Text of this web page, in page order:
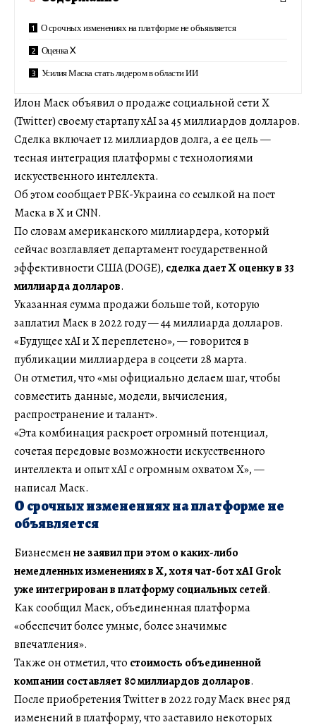
О срочных изменениях на платформе не объявляется
Оценка X
Усилия Маска стать лидером в области ИИ
Илон Маск объявил о продаже социальной сети X
(Twitter) своему стартапу xAI за 45 миллиардов долларов.
Сделка включает 12 миллиардов долга, а ее цель —
тесная интеграция платформы с технологиями
искусственного интеллекта.
Об этом сообщает РБК-Украина со ссылкой на пост
Маска в X и CNN.
По словам американского миллиардера, который
сейчас возглавляет департамент государственной
эффективности США (DOGE), сделка дает X оценку в 33
миллиарда долларов.
Указанная сумма продажи больше той, которую
заплатил Маск в 2022 году — 44 миллиарда долларов.
«Будущее xAI и X переплетено», — говорится в
публикации миллиардера в соцсети 28 марта.
Он отметил, что «мы официально делаем шаг, чтобы
совместить данные, модели, вычисления,
распространение и талант».
«Эта комбинация раскроет огромный потенциал,
сочетая передовые возможности искусственного
интеллекта и опыт xAI с огромным охватом X», —
написал Маск.
О срочных изменениях на платформе не
объявляется
Бизнесменне заявил при этом о каких-либо
немедленных изменениях в X, хотя чат-бот xAI Grok
уже интегрирован в платформу социальных сетей.
Как сообщил Маск, объединенная платформа
«обеспечит более умные, более значимые
впечатления».
Также он отметил, что стоимость объединенной
компании составляет 80 миллиардов долларов.
После приобретения Twitter в 2022 году Маск внес ряд
изменений в платформу, что заставило некоторых